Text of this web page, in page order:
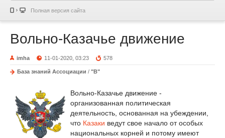
Полная версия сайта
Вольно-Казачье движение
imha 11-01-2020, 03:23 578
База знаний Ассоциации / "В"
Вольно-Казачье движение -
организованная политическая
деятельность, основанная на убеждении,
что Казаки ведут свое начало от особых
национальных корней и потому имеют